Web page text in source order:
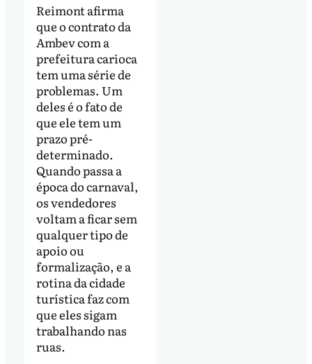
Reimont afirma
que o contrato da
Ambev com a
prefeitura carioca
tem uma série de
problemas. Um
deles é o fato de
que ele tem um
prazo pré-
determinado.
Quando passa a
época do carnaval,
os vendedores
voltam a ficar sem
qualquer tipo de
apoio ou
formalização, e a
rotina da cidade
turística faz com
que eles sigam
trabalhando nas
ruas.